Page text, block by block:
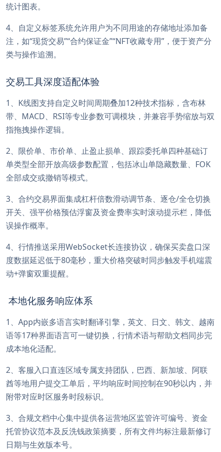
统计图表。
4、自定义标签系统允许用户为不同用途的存储地址添加备
注，如“现货交易”“合约保证金”“NFT收藏专用”，便于资产分
类与操作追溯。
交易工具深度适配体验
1、K线图支持自定义时间周期叠加12种技术指标，含布林
带、MACD、RSI等专业参数可调模块，并兼容手势缩放与双
指拖拽操作逻辑。
2、限价单、市价单、止盈止损单、跟踪委托单四种基础订
单类型全部开放高级参数配置，包括冰山单隐藏数量、FOK
全部成交或撤销等模式。
3、合约交易界面集成杠杆倍数滑动调节条、逐仓/全仓切换
开关、强平价格预估浮窗及资金费率实时滚动提示栏，降低
误操作概率。
4、行情推送采用WebSocket长连接协议，确保买卖盘口深
度数据延迟低于80毫秒，重大价格突破时同步触发手机端震
动+弹窗双重提醒。
本地化服务响应体系
1、App内嵌多语言实时翻译引擎，英文、日文、韩文、越南
语等17种界面语言可一键切换，行情术语与帮助文档同步完
成本地化适配。
2、客服入口直连区域专属支持团队，巴西、新加坡、阿联
酋等地用户提交工单后，平均响应时间控制在90秒以内，并
附带对应时区服务时段标识。
3、合规文档中心集中提供各运营地区监管许可编号、资金
托管协议范本及反洗钱政策摘要，所有文件均标注最新修订
日期与生效版本号。